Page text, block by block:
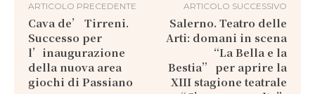
ARTICOLO PRECEDENTE
Cava de’ Tirreni.
Successo per
l’inaugurazione
della nuova area
giochi di Passiano
ARTICOLO SUCCESSIVO
Salerno. Teatro delle
Arti: domani in scena
“La Bella e la
Bestia” per aprire la
XIII stagione teatrale